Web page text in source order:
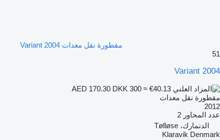
مقطورة نقل معدات Variant 2004
51
Variant 2004
DKK 300 ≈ €40.13
مقطورة نقل معدات
2012
عدد المحاور 2
الدنمارك، Tølløse
Klaravik Denmark